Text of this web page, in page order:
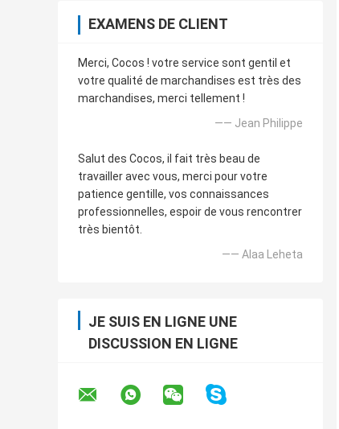
EXAMENS DE CLIENT
Merci, Cocos ! votre service sont gentil et
votre qualité de marchandises est très des
marchandises, merci tellement !
—— Jean Philippe
Salut des Cocos, il fait très beau de
travailler avec vous, merci pour votre
patience gentille, vos connaissances
professionnelles, espoir de vous rencontrer
très bientôt.
—— Alaa Leheta
JE SUIS EN LIGNE UNE
DISCUSSION EN LIGNE